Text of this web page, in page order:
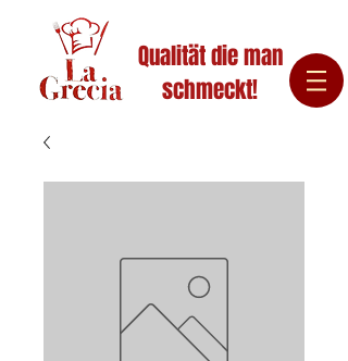
Qualität die man
schmeckt!